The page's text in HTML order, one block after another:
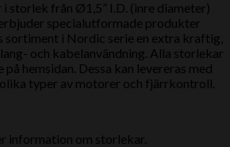
storlek från Ø1,5” I.D. (inre diameter)
specialutformade produkter
sortiment i Nordic serie en extra kraftig,
och kabelanvändning. Alla storlekar
hemsidan. Dessa kan levereras med
typer av motorer och fjärrkontroll.
information om storlekar.